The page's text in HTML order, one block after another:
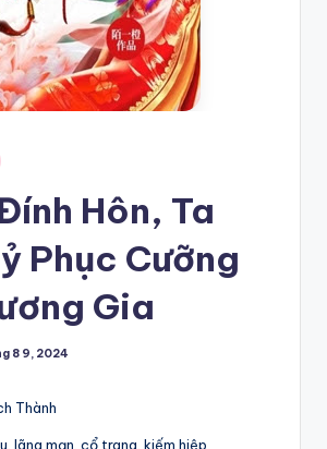
Hôn, Ta
Phục Cưỡng
Gia
8 9, 2024
Thành
lãng mạn, cổ trang, kiếm hiệp